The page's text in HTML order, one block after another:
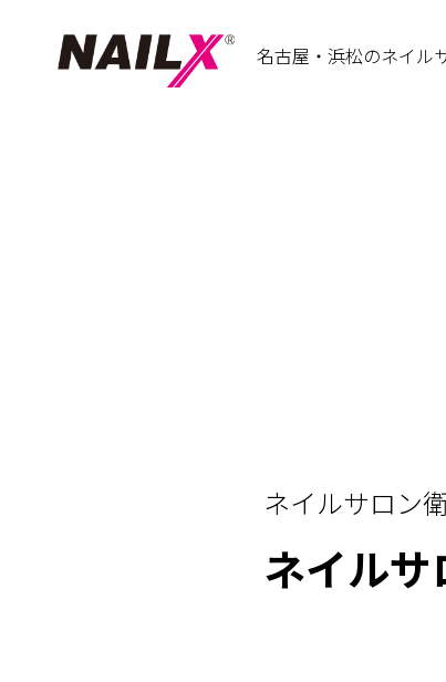
名古屋・浜松のネイル
ネイルサロン
ネイル